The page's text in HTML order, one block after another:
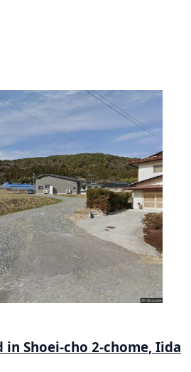
in Shoei-cho 2-chome, Iida